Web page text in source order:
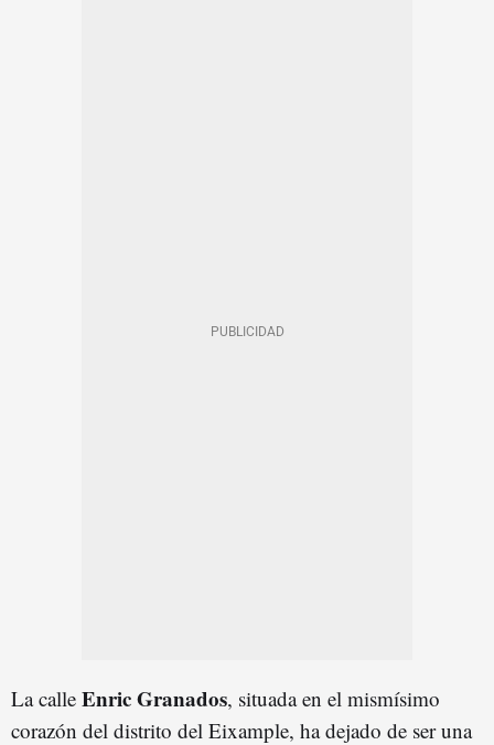
La calle Enric Granados, situada en el mismísimo
corazón del distrito del Eixample, ha dejado de ser una